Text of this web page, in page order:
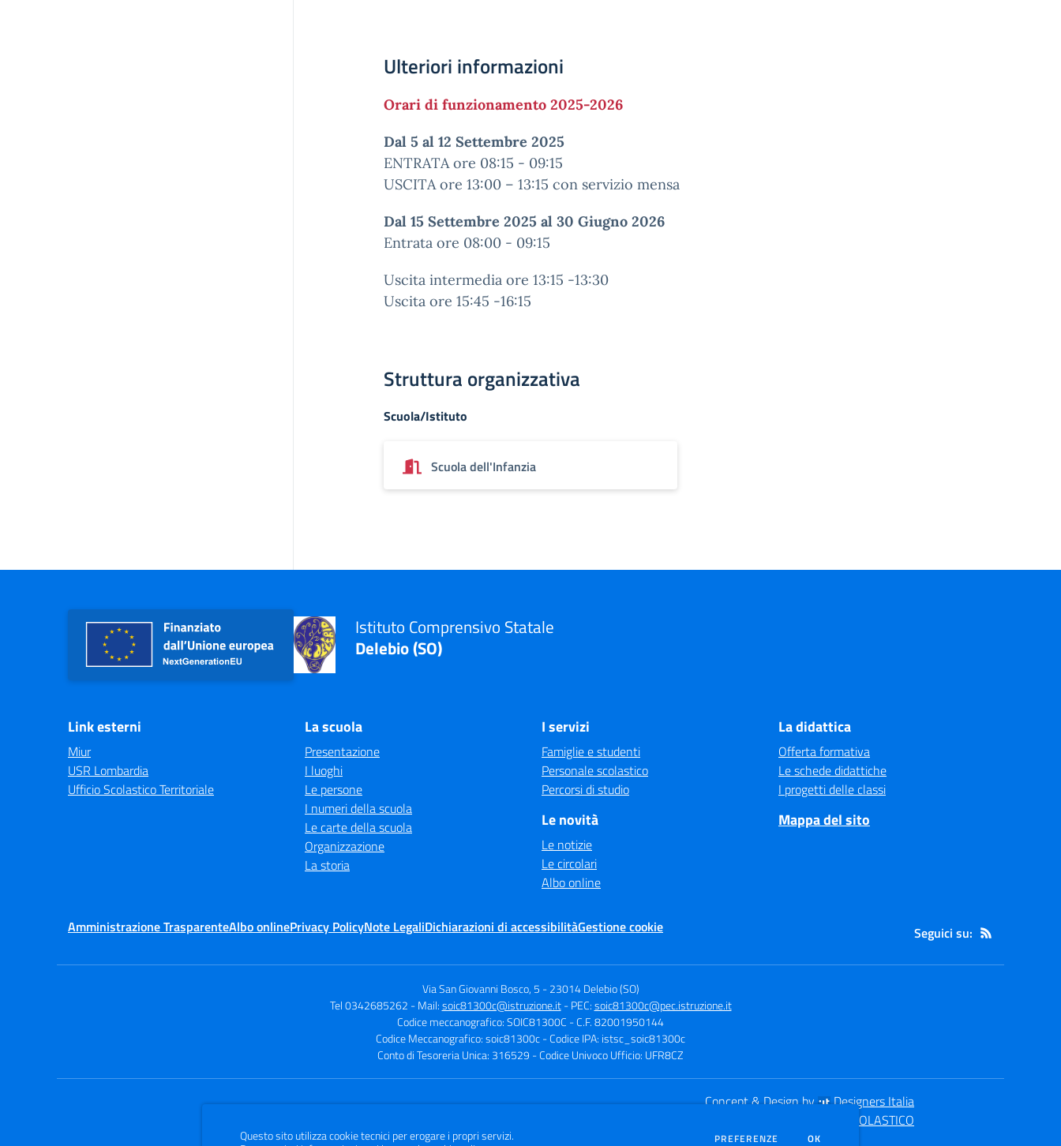
Ulteriori informazioni
Orari di funzionamento 2025-2026
Dal 5 al 12 Settembre 2025
ENTRATA ore 08:15 - 09:15
USCITA ore 13:00 – 13:15 con servizio mensa
Dal 15 Settembre 2025 al 30 Giugno 2026
Entrata ore 08:00 - 09:15
Uscita intermedia ore 13:15 -13:30
Uscita ore 15:45 -16:15
Struttura organizzativa
Scuola/Istituto
Scuola dell'Infanzia
Istituto Comprensivo Statale
Delebio (SO)
Link esterni
Miur
USR Lombardia
Ufficio Scolastico Territoriale
La scuola
Presentazione
I luoghi
Le persone
I numeri della scuola
Le carte della scuola
Organizzazione
La storia
I servizi
Famiglie e studenti
Personale scolastico
Percorsi di studio
Le novità
Le notizie
Le circolari
Albo online
La didattica
Offerta formativa
Le schede didattiche
I progetti delle classi
Mappa del sito
Amministrazione TrasparenteAlbo onlinePrivacy PolicyNote LegaliDichiarazioni di accessibilitàGestione cookie Seguici su:
Via San Giovanni Bosco, 5 -23014 Delebio (SO)
Tel 0342685262 - Mail:soic81300c@istruzione.it - PEC:soic81300c@pec.istruzione.it
Codice meccanografico: SOIC81300C - C.F. 82001950144
Codice Meccanografico: soic81300c- Codice IPA: istsc_soic81300c
Conto di Tesoreria Unica: 316529 - Codice Univoco Ufficio: UFR8CZ
Concept & Design by
Designers Italia
SCUOLASTICO
Questo sito utilizza cookie tecnici per erogare i propri servizi. PREFERENZE DEI COOKIE
OK